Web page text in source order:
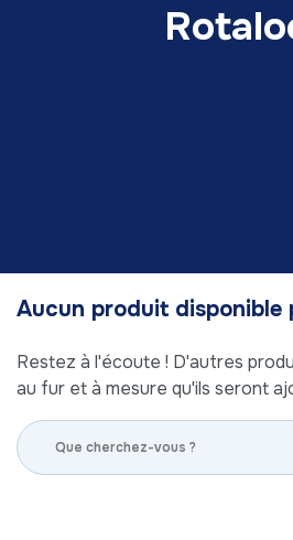
Aucun produit disponible
Restez à l'écoute ! D'autres
au fur et à mesure qu'ils seront